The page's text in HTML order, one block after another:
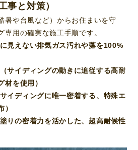
事と対策）
暑や台風など）からお住まいを守
専用の確実な施工手順です。
見えない排気ガス汚れや藻を100%
サイディングの動きに追従する高耐
材を使用）
イディングに唯一密着する、特殊エ
）
りの密着力を活かした、超高耐候性